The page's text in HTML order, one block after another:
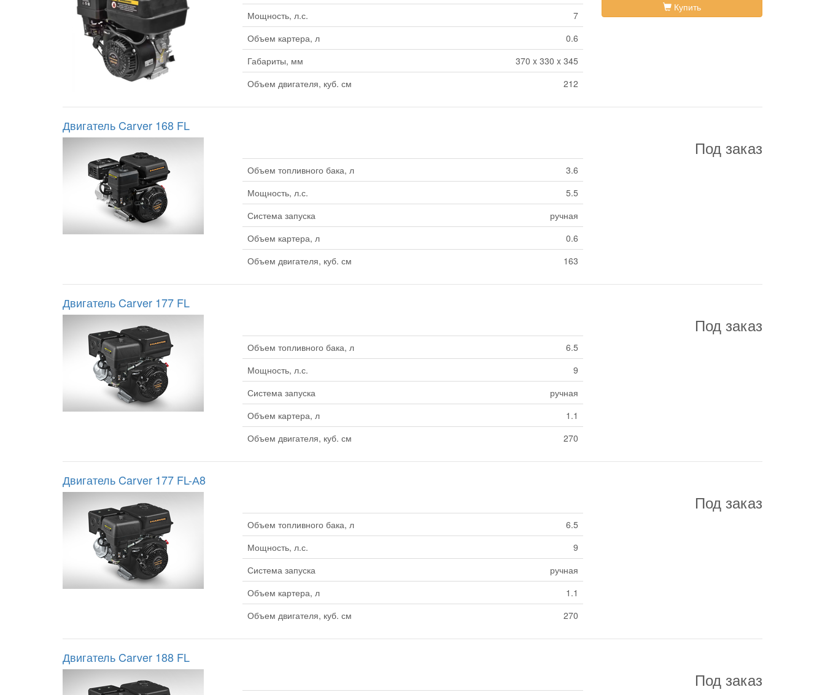
Мощность, л.с.
7
Объем картера, л
0.6
Габариты, мм
370 x 330 x 345
Объем двигателя, куб. см
212
Купить
Двигатель Carver 168 FL
Под заказ
Объем топливного бака, л
3.6
Мощность, л.с.
5.5
Система запуска
ручная
Объем картера, л
0.6
Объем двигателя, куб. см
163
Двигатель Carver 177 FL
Под заказ
Объем топливного бака, л
6.5
Мощность, л.с.
9
Система запуска
ручная
Объем картера, л
1.1
Объем двигателя, куб. см
270
Двигатель Carver 177 FL-А8
Под заказ
Объем топливного бака, л
6.5
Мощность, л.с.
9
Система запуска
ручная
Объем картера, л
1.1
Объем двигателя, куб. см
270
Двигатель Carver 188 FL
Под заказ